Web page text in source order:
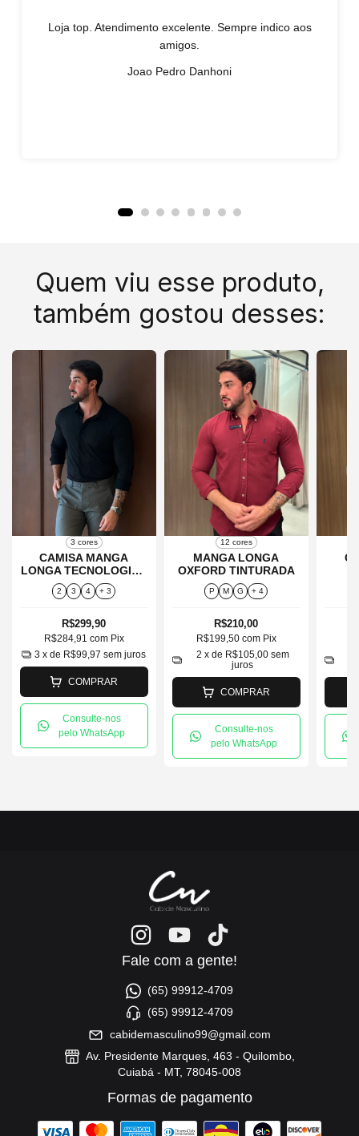
Loja top. Atendimento excelente. Sempre indico aos
amigos.
Joao Pedro Danhoni
Quem viu esse produto,
também gostou desses:
3 cores
CAMISA MANGA
LONGA TECNOLOGICA
CM
2 3 4 + 3
R$299,90
R$284,91com Pix
3 x de R$99,97 sem juros
COMPRAR
Consulte-nos
pelo WhatsApp
12 cores
MANGA LONGA
OXFORD TINTURADA
P M G + 4
R$210,00
R$199,50com Pix
2 x de R$105,00 sem
juros
COMPRAR
Consulte-nos
pelo WhatsApp
Fale com a gente!
(65) 99912-4709
(65) 99912-4709
cabidemasculino99@gmail.com
Av. Presidente Marques, 463 - Quilombo,
Cuiabá - MT, 78045-008
Formas de pagamento